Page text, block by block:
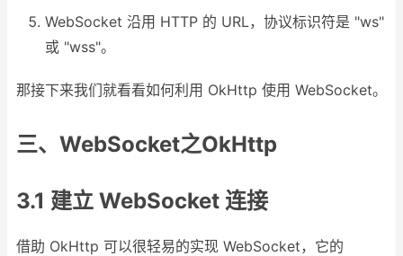
WebSocket 沿用 HTTP 的 URL，协议标识符是 "ws"
或 "wss"。
那接下来我们就看看如何利用 OkHttp 使用 WebSocket。
三、WebSocket之OkHttp
3.1 建立 WebSocket 连接
借助 OkHttp 可以很轻易的实现 WebSocket，它的